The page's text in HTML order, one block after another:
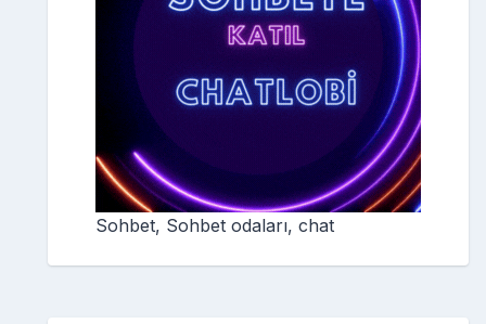
Sohbet, Sohbet odaları, chat